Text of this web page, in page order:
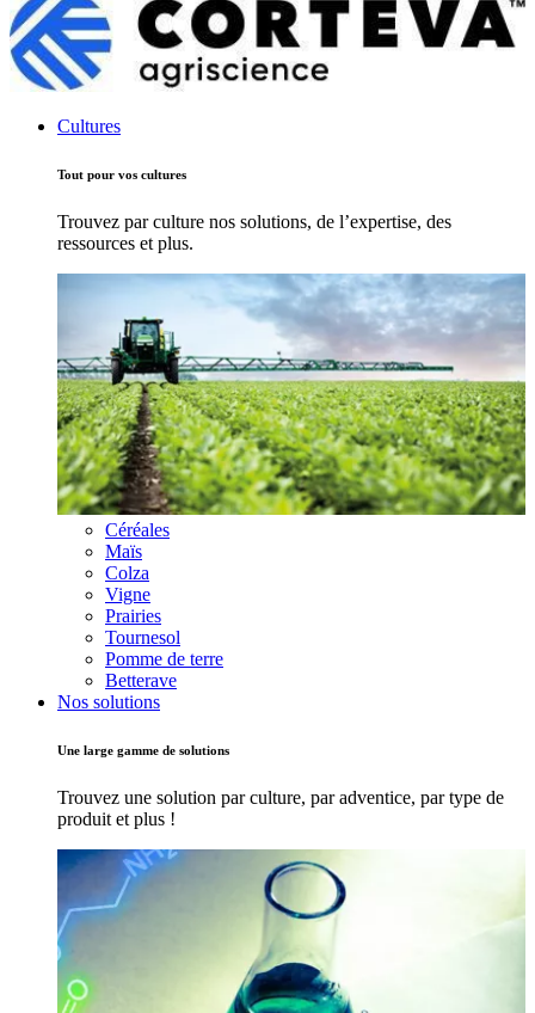
Cultures
Tout pour vos cultures
Trouvez par culture nos solutions, de l’expertise, des
ressources et plus.
Céréales
Maïs
Colza
Vigne
Prairies
Tournesol
Pomme de terre
Betterave
Nos solutions
Une large gamme de solutions
Trouvez une solution par culture, par adventice, par type de
produit et plus !